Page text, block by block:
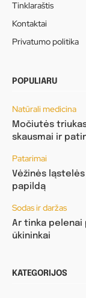
Tinklaraštis
Kontaktai
Privatumo politika
POPULIARU
Natūrali medicina
Močiutės
skausmai ir
Patarimai
Vėžinės
papildą
Sodas ir daržas
Ar tinka pelenai
ūkininkai
KATEGORIJOS